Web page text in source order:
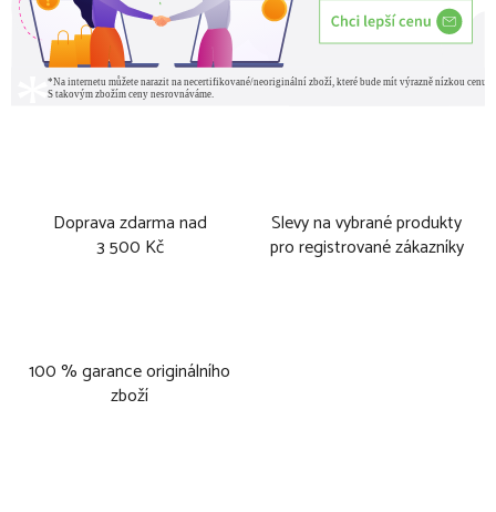
Doprava zdarma nad
3 500 Kč
Slevy na vybrané produkty
pro registrované zákazníky
100 % garance originálního
zboží